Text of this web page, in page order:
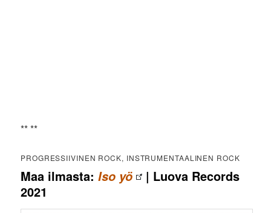
** **
PROGRESSIIVINEN ROCK, INSTRUMENTAALINEN ROCK
Maa ilmasta:Iso yö
| Luova Records
2021